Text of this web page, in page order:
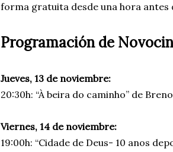
forma gratuita desde una hora antes
Programación de
Jueves, 13 de noviembre:
20:30h: “À beira do caminho” de Breno
Viernes, 14 de noviembre:
19:00h: “Cidade de Deus- 10 anos